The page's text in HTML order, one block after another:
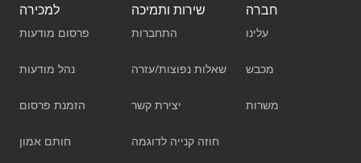
למכירה
פרסום מודעות
נהל מודעות
הזמנת פרסום
חותם אמון
שירות ותמיכה
התחברות
שאלות נפוצות/עזרה
יצירת קשר
חוזה קנייה לדוגמה
חברה
עלינו
מכבש
משרות